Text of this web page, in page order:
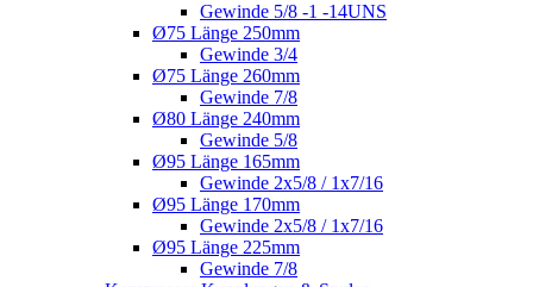
Gewinde 5/8 -1 -14UNS
Ø75 Länge 250mm
Gewinde 3/4
Ø75 Länge 260mm
Gewinde 7/8
Ø80 Länge 240mm
Gewinde 5/8
Ø95 Länge 165mm
Gewinde 2x5/8 / 1x7/16
Ø95 Länge 170mm
Gewinde 2x5/8 / 1x7/16
Ø95 Länge 225mm
Gewinde 7/8